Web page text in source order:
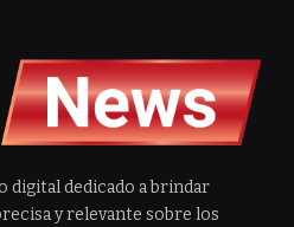
digital dedicado a brindar
y relevante sobre los